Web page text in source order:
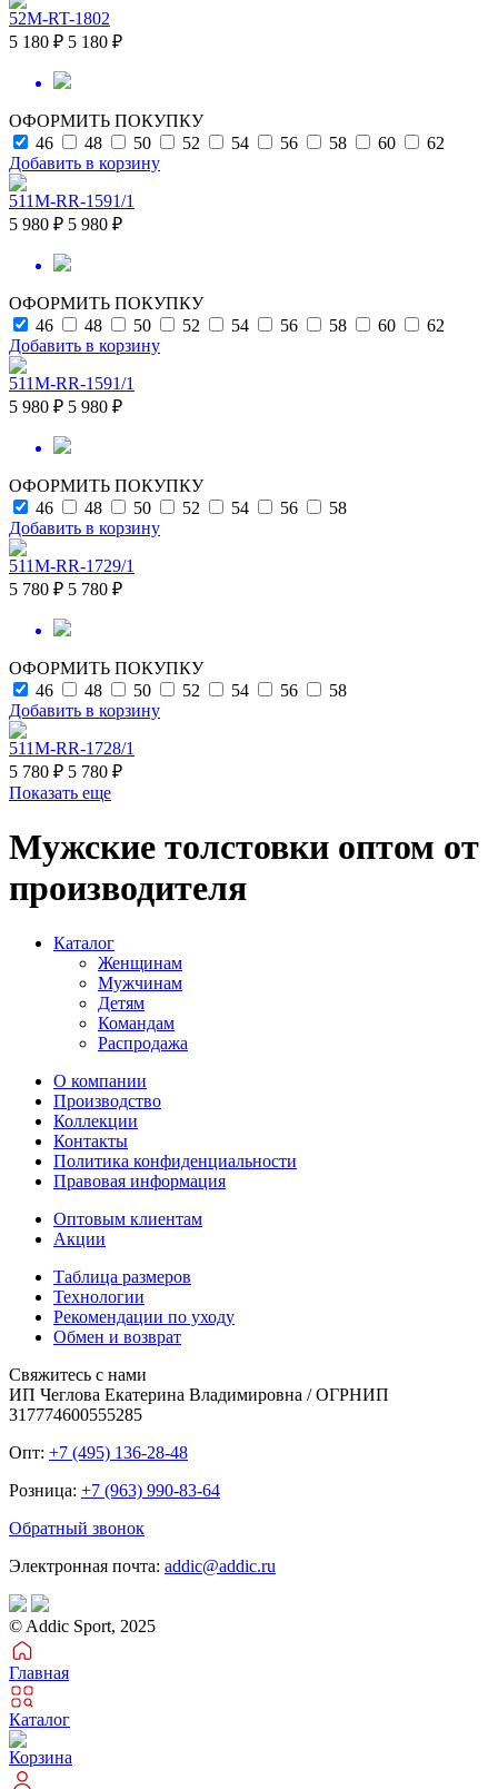
52M-RT-1802
5 180 ₽ 5 180 ₽
ОФОРМИТЬ ПОКУПКУ
46
48 50 52 54 56 58 60
62
Добавить в корзину
511M-RR-1591/1
5 980 ₽ 5 980 ₽
ОФОРМИТЬ ПОКУПКУ
46
48 50 52 54 56 58 60
62
Добавить в корзину
511M-RR-1591/1
5 980 ₽ 5 980 ₽
ОФОРМИТЬ ПОКУПКУ
46
48 50 52 54 56
58
Добавить в корзину
511M-RR-1729/1
5 780 ₽ 5 780 ₽
ОФОРМИТЬ ПОКУПКУ
46
48 50 52 54 56
58
Добавить в корзину
511M-RR-1728/1
5 780 ₽ 5 780 ₽
Показать еще
Мужские толстовки оптом от
производителя
Каталог
Женщинам
Мужчинам
Детям
Командам
Распродажа
О компании
Производство
Коллекции
Контакты
Политика конфиденциальности
Правовая информация
Оптовым клиентам
Акции
Таблица размеров
Технологии
Рекомендации по уходу
Обмен и возврат
Свяжитесь с нами
ИП Чеглова Екатерина Владимировна / ОГРНИП
317774600555285
Опт: +7 (495) 136-28-48
Розница: +7 (963) 990-83-64
Обратный звонок
Электронная почта: addic@addic.ru
© Addic Sport, 2025
Главная
Каталог
Корзина